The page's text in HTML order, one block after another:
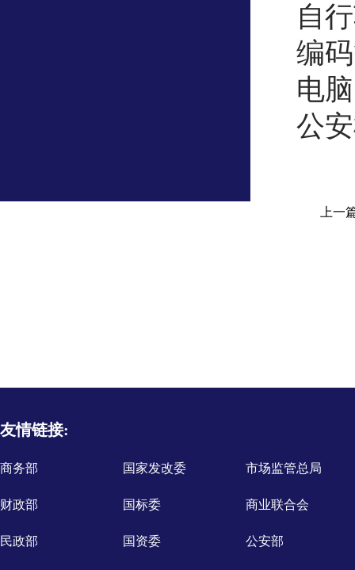
自
编
电
公
上一
友情链接:
商务部 国家发改委 市场监管总局
财政部 国标委 商业联合会
民政部 国资委 公安部